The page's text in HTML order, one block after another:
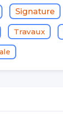
Signature
Travaux